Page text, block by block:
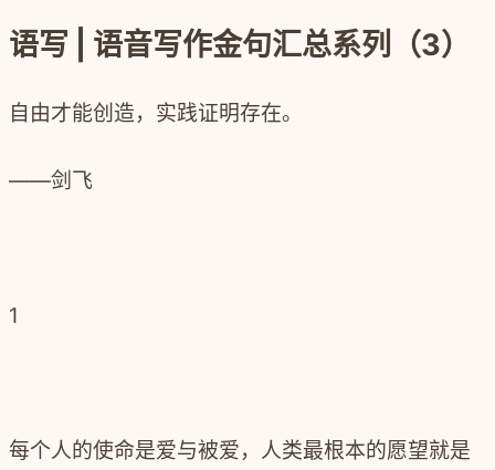
语写 | 语音写作金句汇总系列（3）
自由才能创造，实践证明存在。
——剑飞
1
每个人的使命是爱与被爱，人类最根本的愿望就是